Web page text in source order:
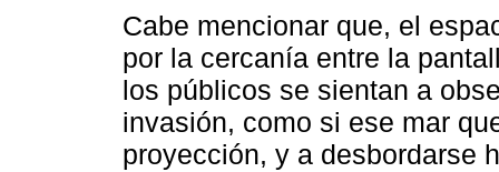
Cabe mencionar que, el
por la cercanía entre la
los públicos se sientan a
invasión, como si ese mar
proyección, y a desbordarse